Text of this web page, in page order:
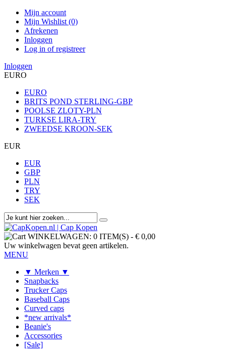
Mijn account
Mijn Wishlist (0)
Afrekenen
Inloggen
Log in of registreer
Inloggen
EURO
EURO
BRITS POND STERLING-GBP
POOLSE ZLOTY-PLN
TURKSE LIRA-TRY
ZWEEDSE KROON-SEK
EUR
EUR
GBP
PLN
TRY
SEK
WINKELWAGEN: 0 ITEM(S) - € 0,00
Uw winkelwagen bevat geen artikelen.
MENU
▼ Merken ▼
Snapbacks
Trucker Caps
Baseball Caps
Curved caps
*new arrivals*
Beanie's
Accessories
[Sale]